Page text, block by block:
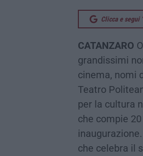
Clicca e segui
CATANZARO
grandissimi
cinema, nomi
Teatro
per la cultura
che compie
che celebra il